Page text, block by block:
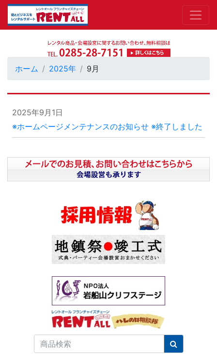
ホーム 2025年 9月
2025年9月1日
※ホームページメンテナンスのお知らせ ※終了しました